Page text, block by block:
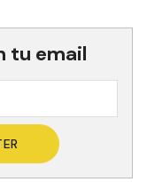
tu email